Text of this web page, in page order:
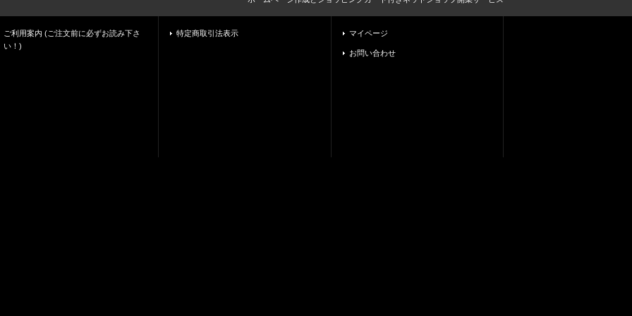
ご利用案内 (ご注文前に必ずお読み下さ
い！)
特定商取引法表示 マイページ
お問い合わせ